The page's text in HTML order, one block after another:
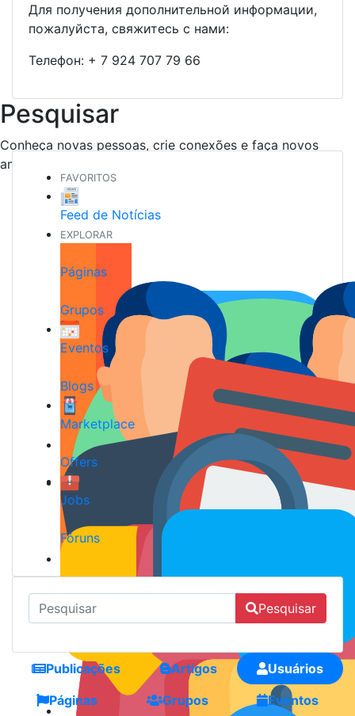
Для получения дополнительной информации,
пожалуйста, свяжитесь с нами:
Телефон: + 7 924 707 79 66
Pesquisar
Conheça novas pessoas, crie conexões e faça novos
amigos
FAVORITOS
Feed de Notícias
EXPLORAR
Páginas
Grupos
Eventos
Blogs
Marketplace
Offers
Jobs
Fóruns
Pesquisar
Publicações Artigos
Usuários
Páginas
Grupos Eventos